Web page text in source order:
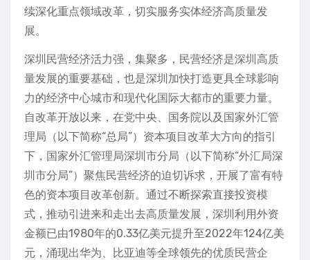
续深化重点领域改革，切实服务实体经济高质量发
展。
深圳民营经济活力强，集聚多，民营经济是深圳高质
量发展的重要基础，也是深圳加快打造更具全球影响
力的经济中心城市和现代化国际大都市的重要力量。
自改革开放以来，在党中央、国务院以及国家外汇管
理局（以下简称“总局”）资本项目改革大方向的指引
下，国家外汇管理局深圳市分局（以下简称“外汇局深
圳市分局”）聚焦民营经济的迫切诉求，开展了富有特
色的资本项目改革创新。通过不断探索直接投资模
式，推动引进来和走出去高质量发展，深圳利用外资
金额已由1980年的0.33亿美元提升至2022年124亿美
元，涌现出华为、比亚迪等全球领先的优质民营企